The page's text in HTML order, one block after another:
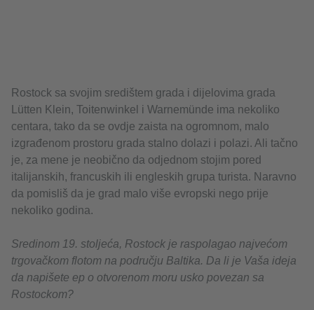
Rostock sa svojim središtem grada i dijelovima grada
Lütten Klein, Toitenwinkel i Warnemünde ima nekoliko
centara, tako da se ovdje zaista na ogromnom, malo
izgrađenom prostoru grada stalno dolazi i polazi. Ali tačno
je, za mene je neobično da odjednom stojim pored
italijanskih, francuskih ili engleskih grupa turista. Naravno
da pomisliš da je grad malo više evropski nego prije
nekoliko godina.
Sredinom 19. stoljeća, Rostock je raspolagao najvećom
trgovačkom flotom na području Baltika. Da li je Vaša ideja
da napišete ep o otvorenom moru usko povezan sa
Rostockom?